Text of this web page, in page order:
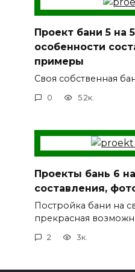
Проект бани 5 на
особенности
примеры
Своя собственная
0 5.2к.
Проекты бань 6
составления,
Постройка бани на
прекрасная
2 3к.